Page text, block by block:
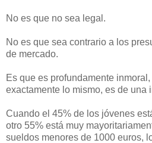
No es que no sea legal.
No es que sea contrario a los
de mercado.
Es que es profundamente
exactamente lo mismo, es de una
Cuando el 45% de los jóvenes
otro 55% está muy
sueldos menores de 1000 euros,